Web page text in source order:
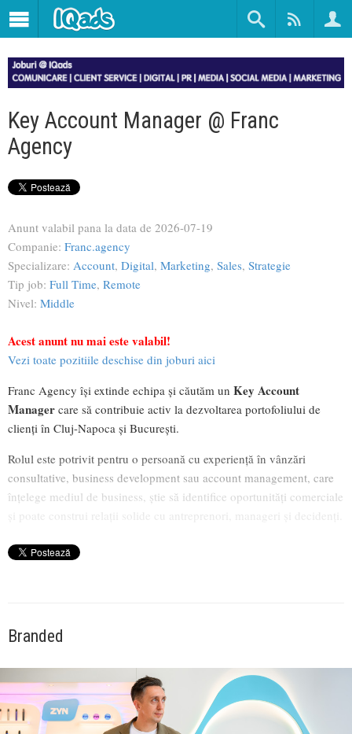
Key Account Manager @ Franc
Agency
Anunt valabil pana la data de 2026-07-19
Companie: Franc.agency
Specializare: Account, Digital, Marketing, Sales, Strategie
Tip job: Full Time, Remote
Nivel: Middle
Acest anunt nu mai este valabil!
Vezi toate pozitiile deschise din joburi aici
Franc Agency își extinde echipa și căutăm un Key Account
Manager care să contribuie activ la dezvoltarea portofoliului de
clienți în Cluj-Napoca și București.
Rolul este potrivit pentru o persoană cu experiență în vânzări
consultative, business development sau account management, care
înțelege mediul de business, știe să identifice oportunități comerciale
și poate construi relații solide cu antreprenori, manageri și decidenți.
Branded